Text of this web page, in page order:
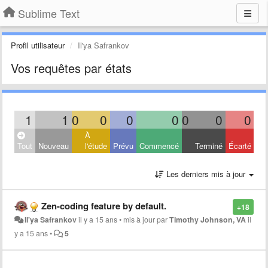
Sublime Text
Profil utilisateur Il'ya Safrankov
Vos requêtes par états
1 1 0 0 0 0 0 0 0
Tout Nouveau
À
l'étude Prévu Commencé Terminé Écarté
Les derniers mis à jour
+18
Zen-coding feature by default.
Il'ya Safrankovil y a 15 ans• mis à jour parTimothy Johnson, VAil
y a 15 ans• 5